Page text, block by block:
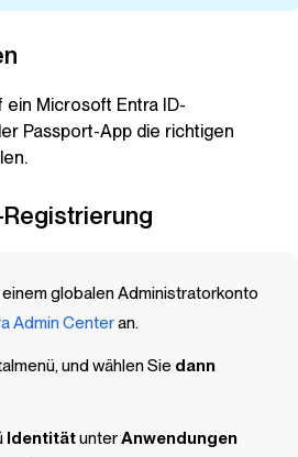
Microsoft Entra ID-
Passport-App die richtigen
globalen Administratorkonto
Admin Centeran.
und wählen Sie dann
IdentitätunterAnwendungen